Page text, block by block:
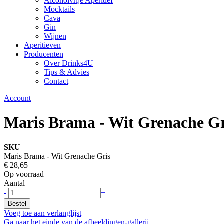
Mocktails
Cava
Gin
Wijnen
Aperitieven
Producenten
Over Drinks4U
Tips & Advies
Contact
Account
Maris Brama - Wit Grenache
SKU
Maris Brama - Wit Grenache Gris
€ 28,65
Op voorraad
Aantal
-
+
Bestel
Voeg toe aan verlanglijst
Ga naar het einde van de afbeeldingen-gallerij